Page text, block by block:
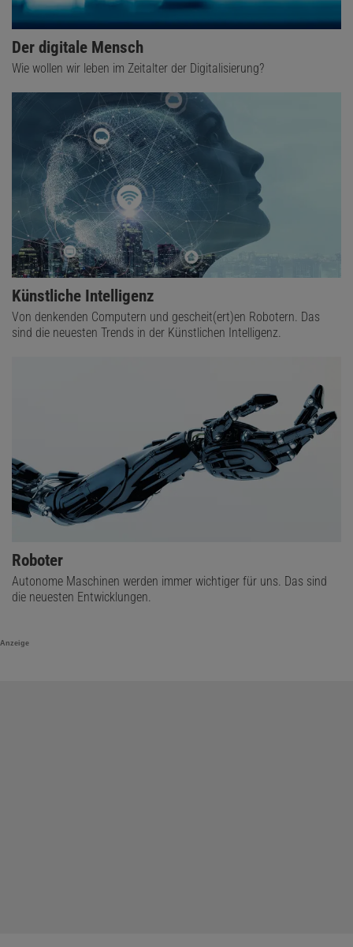
Der digitale Mensch
Wie wollen wir leben im Zeitalter der Digitalisierung?
Künstliche Intelligenz
Von denkenden Computern und gescheit(ert)en Robotern. Das
sind die neuesten Trends in der Künstlichen Intelligenz.
Roboter
Autonome Maschinen werden immer wichtiger für uns. Das sind
die neuesten Entwicklungen.
Anzeige